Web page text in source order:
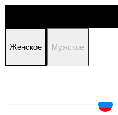
Женское Мужское